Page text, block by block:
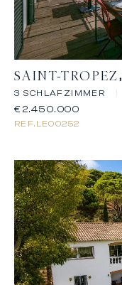
SAINT-TROPEZ
3 SCHLAFZIMMER
REF. LE00252
€2.450.000